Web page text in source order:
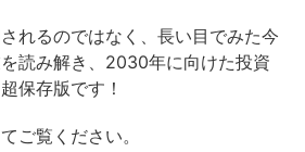
れるのではなく、長い目でみた今
読み解き、2030年に向けた投資
保存版です！
ご覧ください。